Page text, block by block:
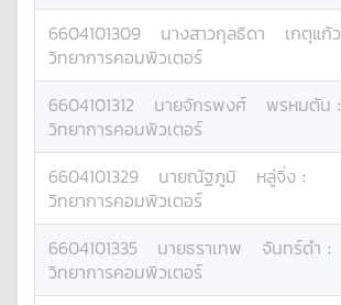
6604101309 นางสาวกุลธิดา เกตุแก้ว
วิทยาการคอมพิวเตอร์
6604101312 นายจักรพงศ์ พรหมตัน :
วิทยาการคอมพิวเตอร์
6604101329 นายณัฐภูมิ หลู่จิ่ง :
วิทยาการคอมพิวเตอร์
6604101335 นายธราเทพ จันทร์ดำ :
วิทยาการคอมพิวเตอร์